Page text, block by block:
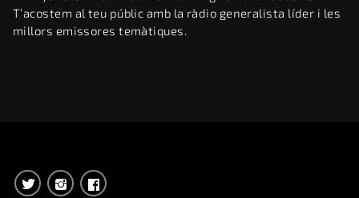
T’acostem al teu públic amb la ràdio generalista líder i les
millors emissores temàtiques.